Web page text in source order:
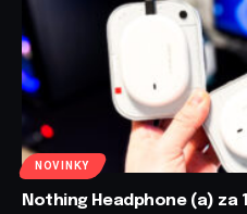
NOVINKY
Nothing Headphone (a) za